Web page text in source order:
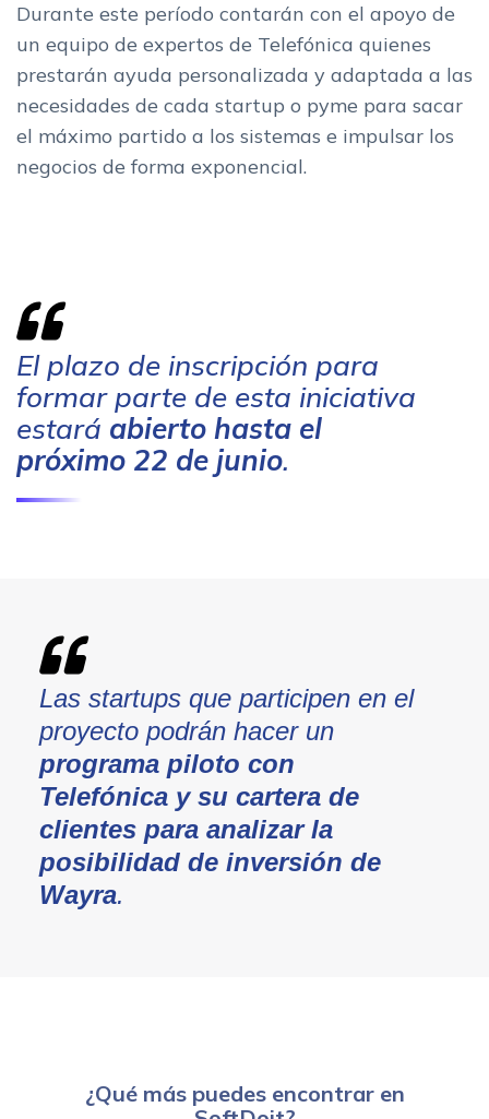
Durante este período contarán con el apoyo de
un equipo de expertos de Telefónica quienes
prestarán ayuda personalizada y adaptada a las
necesidades de cada startup o pyme para sacar
el máximo partido a los sistemas e impulsar los
negocios de forma exponencial.
El plazo de inscripción para
formar parte de esta iniciativa
estará abierto hasta el
próximo 22 de junio.
Las startups que participen en el
proyecto podrán hacer un
programa piloto con
Telefónica y su cartera de
clientes para analizar la
posibilidad de inversión de
Wayra.
¿Qué más puedes encontrar en